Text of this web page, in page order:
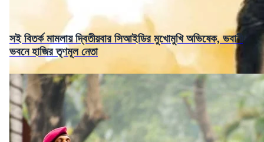
সই বিতর্ক মামলায় দ্বিতীয়বার সিআইডির মুখোমুখি অভিষেক, ভবানী
ভবনে হাজির তৃণমূল নেতা